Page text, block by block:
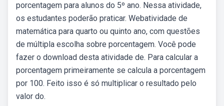
porcentagem para alunos do 5º ano. Nessa atividade,
os estudantes poderão praticar. Webatividade de
matemática para quarto ou quinto ano, com questões
de múltipla escolha sobre porcentagem. Você pode
fazer o download desta atividade de. Para calcular a
porcentagem primeiramente se calcula a porcentagem
por 100. Feito isso é só multiplicar o resultado pelo
valor do.